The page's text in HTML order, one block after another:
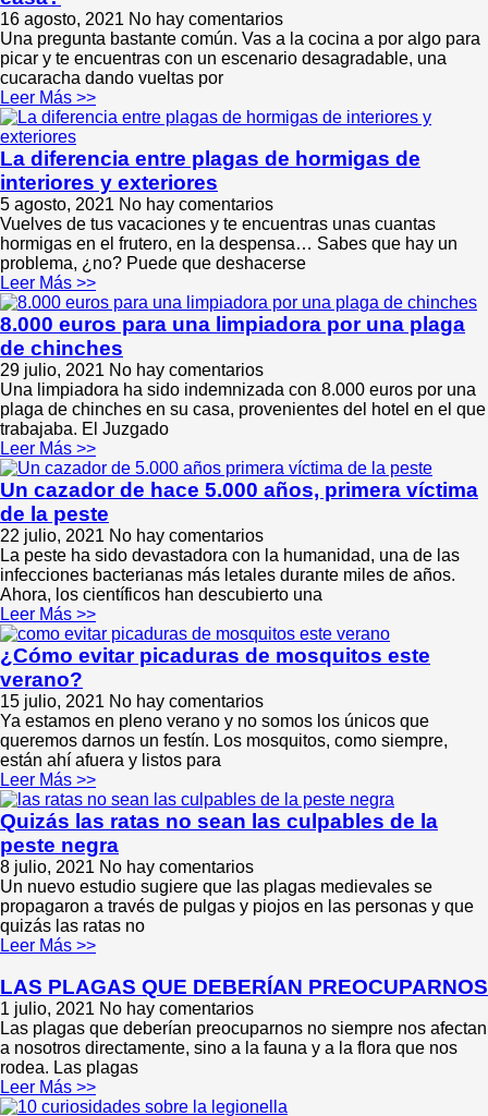
16 agosto, 2021 No hay comentarios
Una pregunta bastante común. Vas a la cocina a por algo para
picar y te encuentras con un escenario desagradable, una
cucaracha dando vueltas por
Leer Más >>
La diferencia entre plagas de hormigas de
interiores y exteriores
5 agosto, 2021 No hay comentarios
Vuelves de tus vacaciones y te encuentras unas cuantas
hormigas en el frutero, en la despensa… Sabes que hay un
problema, ¿no? Puede que deshacerse
Leer Más >>
8.000 euros para una limpiadora por una plaga
de chinches
29 julio, 2021 No hay comentarios
Una limpiadora ha sido indemnizada con 8.000 euros por una
plaga de chinches en su casa, provenientes del hotel en el que
trabajaba. El Juzgado
Leer Más >>
Un cazador de hace 5.000 años, primera víctima
de la peste
22 julio, 2021 No hay comentarios
La peste ha sido devastadora con la humanidad, una de las
infecciones bacterianas más letales durante miles de años.
Ahora, los científicos han descubierto una
Leer Más >>
¿Cómo evitar picaduras de mosquitos este
verano?
15 julio, 2021 No hay comentarios
Ya estamos en pleno verano y no somos los únicos que
queremos darnos un festín. Los mosquitos, como siempre,
están ahí afuera y listos para
Leer Más >>
Quizás las ratas no sean las culpables de la
peste negra
8 julio, 2021 No hay comentarios
Un nuevo estudio sugiere que las plagas medievales se
propagaron a través de pulgas y piojos en las personas y que
quizás las ratas no
Leer Más >>
LAS PLAGAS QUE DEBERÍAN PREOCUPARNOS
1 julio, 2021 No hay comentarios
Las plagas que deberían preocuparnos no siempre nos afectan
a nosotros directamente, sino a la fauna y a la flora que nos
rodea. Las plagas
Leer Más >>